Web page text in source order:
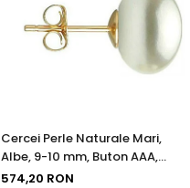
Cercei Perle Naturale Mari,
Albe, 9-10 mm, Buton AAA,
Aur 14K (aur 585), Tip Șurub |
574,20 RON